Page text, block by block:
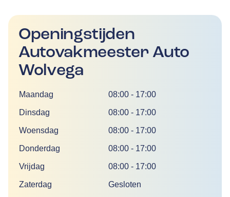
Openingstijden
Autovakmeester Auto
Wolvega
DagTijd
Maandag 08:00 - 17:00
Dinsdag 08:00 - 17:00
Woensdag 08:00 - 17:00
Donderdag 08:00 - 17:00
Vrijdag 08:00 - 17:00
Zaterdag Gesloten